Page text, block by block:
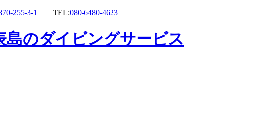
255-3-1 TEL:080-6480-4623
のダイビングサービス